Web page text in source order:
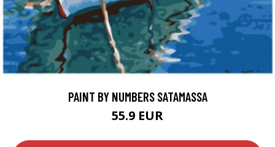
PAINT BY NUMBERS SATAMASSA
55.9 EUR